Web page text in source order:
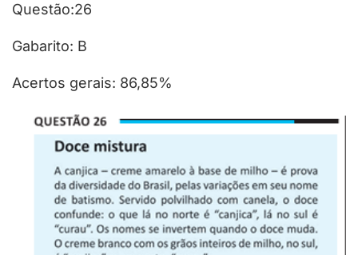
Questão:26
Gabarito: B
Acertos gerais: 86,85%